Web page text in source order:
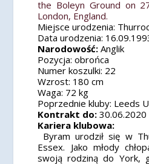
Miejsce urodzenia:
Data urodzenia:
Narodowość:Anglik
Pozycja: obrońca
Numer koszulki: 22
Wzrost: 180 cm
Waga: 72 kg
Poprzednie kluby: Leeds
Kontrakt do: 30.06.2020
Kariera klubowa:
Byram urodził się w
Essex. Jako młody
swoją rodziną do York,